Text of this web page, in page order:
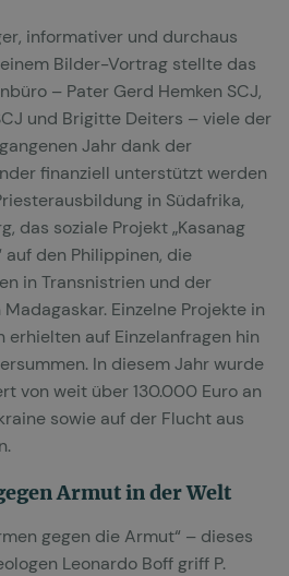
informativer und durchaus
Bilder-Vortrag stellte das
– Pater Gerd Hemken SCJ,
und Brigitte Deiters – viele der
Jahr dank der
finanziell unterstützt werden
in Südafrika,
das soziale Projekt „Kasanag
auf den Philippinen, die
in Transnistrien und der
Einzelne Projekte in
erhielten auf Einzelanfragen hin
In diesem Jahr wurde
von weit über 130.000 Euro an
sowie auf der Flucht aus
Armut in der Welt
gegen die Armut“ – dieses
Leonardo Boff griff P.